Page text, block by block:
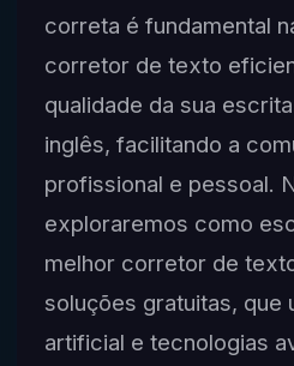
correta é fundamental
corretor de texto
qualidade da sua
inglês, facilitando a
profissional e pessoal.
exploraremos como
melhor corretor de
soluções gratuitas, que
artificial e tecnologias